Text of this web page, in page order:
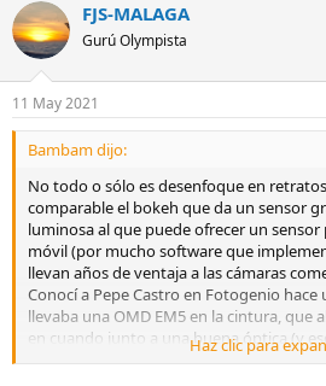
FJS-MALAGA
Gurú Olympista
11 May 2021
Bambam dijo:
No todo o sólo es desenfoque en
comparable el bokeh que da un sensor
luminosa al que puede ofrecer un
móvil (por mucho software que
llevan años de ventaja a las cámaras
Conocí a Pepe Castro en Fotogenio
llevaba una OMD EM5 en la cintura, que
en cuando junto a una buena óptica (y
ponencias) para realizar algún retrato,
Haz clic para